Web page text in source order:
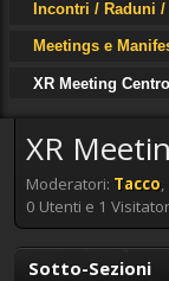
Incontri / Raduni
Meetings e
XR Meeting
XR
Moderatori: Tacco,
0 Utenti e 1
Sotto-Sezioni